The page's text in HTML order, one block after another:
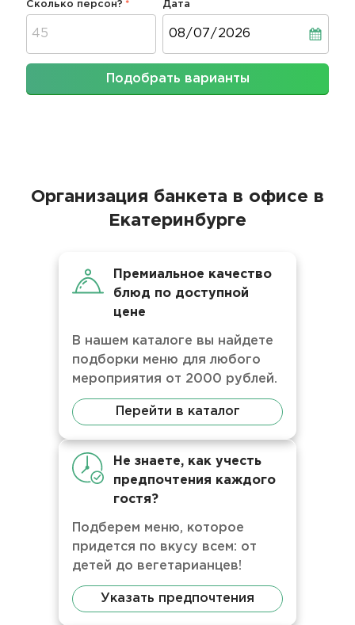
Сколько персон? Дата
Подобрать варианты
Организация банкета в офисе в
Екатеринбурге
Премиальное качество
блюд по доступной
цене
В нашем каталоге вы найдете
подборки меню для любого
мероприятия от 2000 рублей.
Перейти в каталог
Не знаете, как учесть
предпочтения каждого
гостя?
Подберем меню, которое
придется по вкусу всем: от
детей до вегетарианцев!
Указать предпочтения